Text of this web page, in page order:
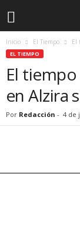
Inicio El Tiempo El
EL TIEMPO
El
en Alzira
Por Redacción - 4 de